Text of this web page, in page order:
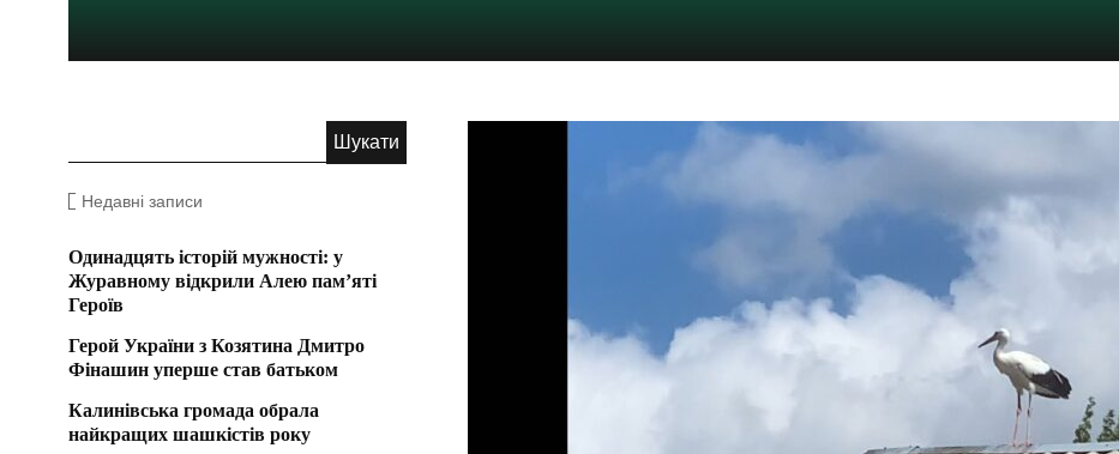
Недавні записи
Одинадцять історій мужності: у
Журавному відкрили Алею пам’яті
Героїв
Герой України з Козятина Дмитро
Фінашин уперше став батьком
Калинівська громада обрала
найкращих шашкістів року